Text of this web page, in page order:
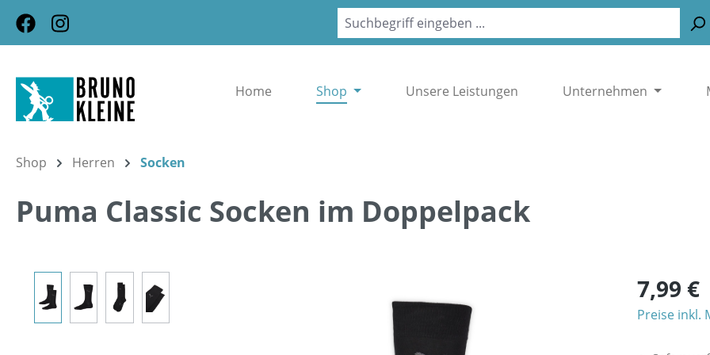
Hauptinhalt springen
Zur Suche springen
Zur Hauptnavigation springen
Home Shop Unsere Leistungen Unternehmen
Shop Herren Socken
Puma Classic Socken im Doppelpack
Bildergalerie überspringen 7,99 €
Preise inkl.